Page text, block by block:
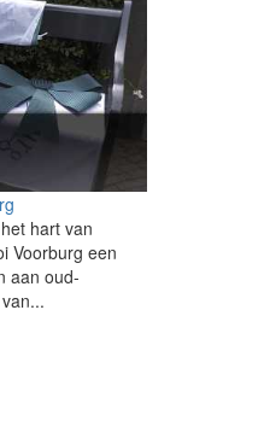
hart van
Voorburg een
aan oud-